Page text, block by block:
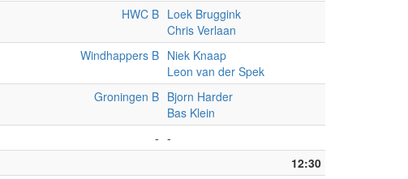
HWC B Loek Bruggink
Chris Verlaan
Windhappers B Niek Knaap
Leon van der Spek
Groningen B Bjorn Harder
Bas Klein
- -
12:30